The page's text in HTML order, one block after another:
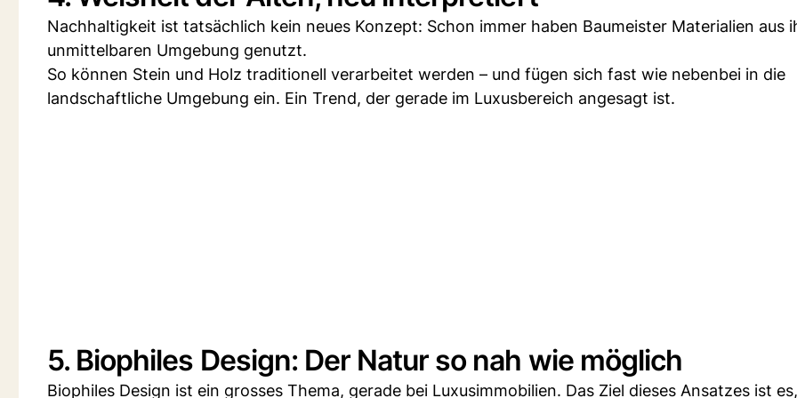
Nachhaltigkeit ist tatsächlich kein neues Konzept: Schon immer haben Baumeister Materialien aus
unmittelbaren Umgebung genutzt.
So können Stein und Holz traditionell verarbeitet werden – und fügen sich fast wie nebenbei in die
landschaftliche Umgebung ein. Ein Trend, der gerade im Luxusbereich angesagt ist.
5. Biophiles Design: Der Natur so nah wie möglich
Biophiles Design ist ein grosses Thema, gerade bei Luxusimmobilien. Das Ziel dieses Ansatzes ist es,